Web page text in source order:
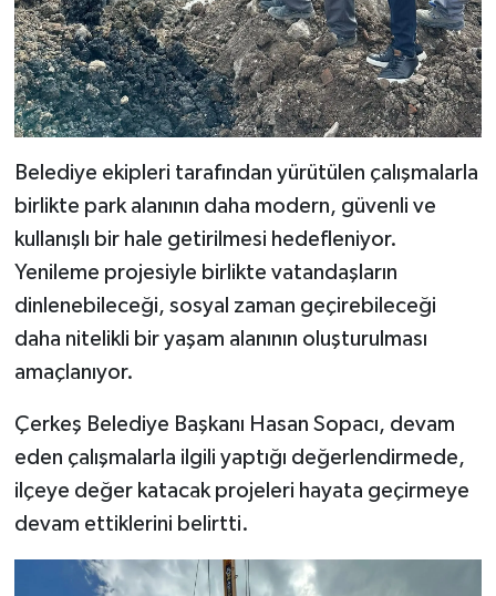
Belediye ekipleri tarafından yürütülen çalışmalarla
birlikte park alanının daha modern, güvenli ve
kullanışlı bir hale getirilmesi hedefleniyor.
Yenileme projesiyle birlikte vatandaşların
dinlenebileceği, sosyal zaman geçirebileceği
daha nitelikli bir yaşam alanının oluşturulması
amaçlanıyor.
Çerkeş Belediye Başkanı Hasan Sopacı, devam
eden çalışmalarla ilgili yaptığı değerlendirmede,
ilçeye değer katacak projeleri hayata geçirmeye
devam ettiklerini belirtti.